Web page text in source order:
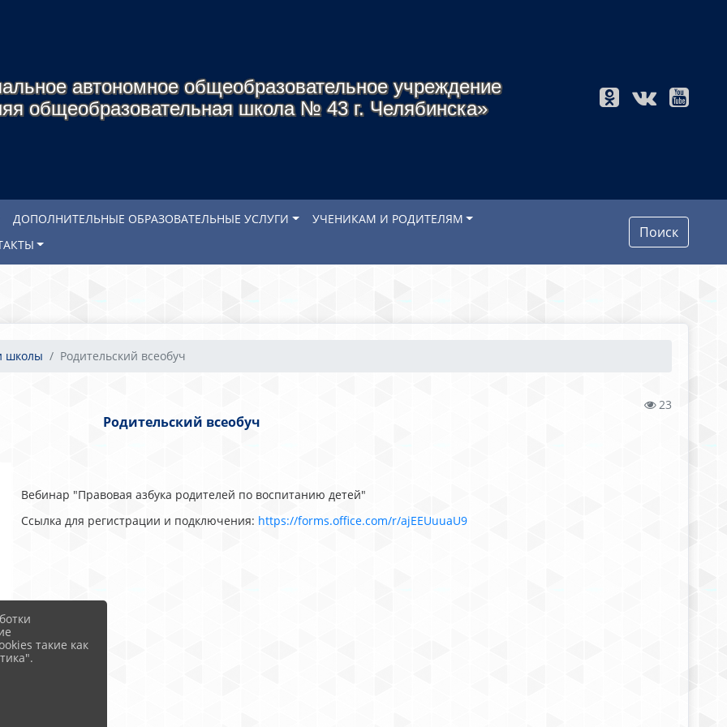
автономное общеобразовательное учреждение
общеобразовательная школа № 43 г. Челябинска»
ДОПОЛНИТЕЛЬНЫЕ ОБРАЗОВАТЕЛЬНЫЕ УСЛУГИ
УЧЕНИКАМ И РОДИТЕЛЯМ
Поиск
школы Родительский всеобуч
23
Родительский всеобуч
Вебинар "Правовая азбука родителей по воспитанию детей"
Ссылка для регистрации и подключения: https://forms.office.com/r/ajEEUuuaU9
такие как